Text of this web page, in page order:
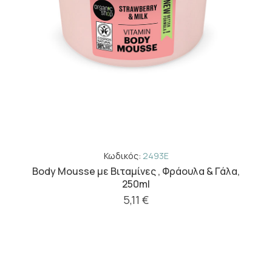
Κωδικός: 2493E
Body Mousse με Βιταμίνες , Φράουλα & Γάλα,
250ml
5,11 €